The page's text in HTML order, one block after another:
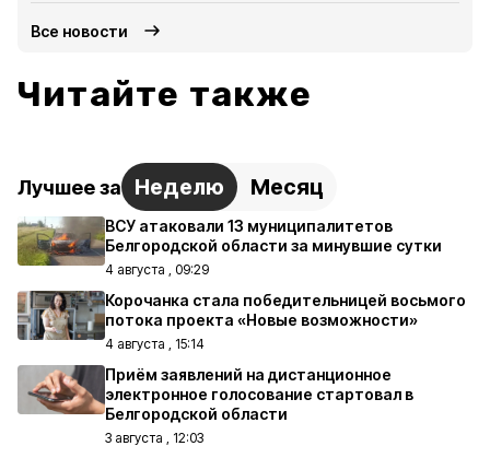
Все новости
Читайте также
Лучшее за Неделю Месяц
ВСУ атаковали 13 муниципалитетов
Белгородской области за минувшие сутки
4 августа , 09:29
Корочанка стала победительницей восьмого
потока проекта «Новые возможности»
4 августа , 15:14
Приём заявлений на дистанционное
электронное голосование стартовал в
Белгородской области
3 августа , 12:03